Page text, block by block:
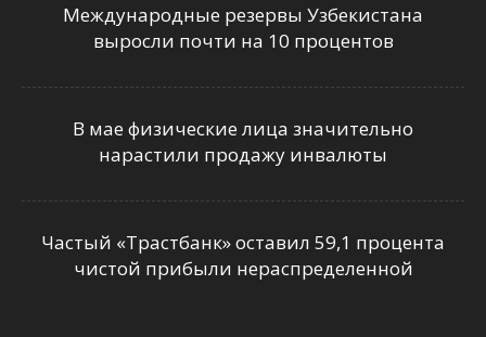
Международные резервы Узбекистана
выросли почти на 10 процентов
В мае физические лица значительно
нарастили продажу инвалюты
Частый «Трастбанк» оставил 59,1 процента
чистой прибыли нераспределенной